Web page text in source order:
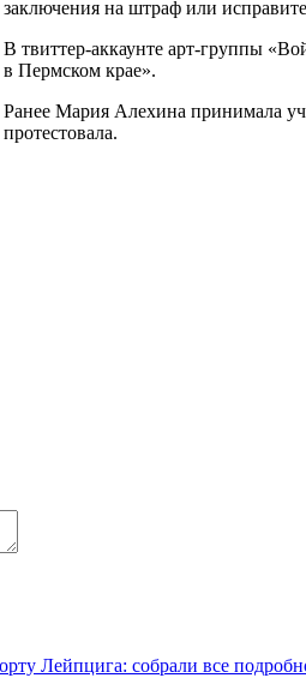
заключения на штраф или
В твиттер-аккаунте арт-группы
в Пермском крае».
Ранее Мария Алехина принимала
протестовала.
Лейпцига: собрали все